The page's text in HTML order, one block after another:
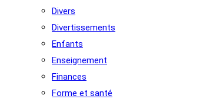
Divers
Divertissements
Enfants
Enseignement
Finances
Forme et santé